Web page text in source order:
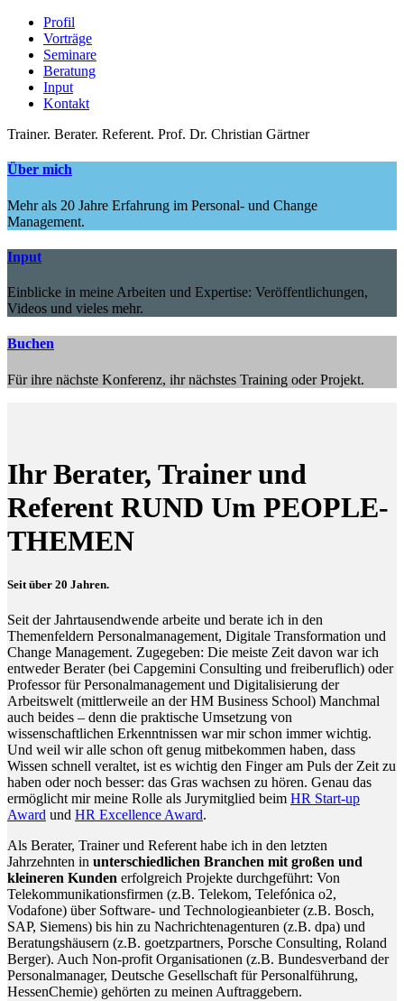
Profil
Vorträge
Seminare
Beratung
Input
Kontakt
Trainer. Berater. Referent. Prof. Dr. Christian Gärtner
Über mich
Mehr als 20 Jahre Erfahrung im Personal- und Change
Management.
Input
Einblicke in meine Arbeiten und Expertise: Veröffentlichungen,
Videos und vieles mehr.
Buchen
Für ihre nächste Konferenz, ihr nächstes Training oder Projekt.
Ihr Berater, Trainer und
Referent RUND Um PEOPLE-
THEMEN
Seit über 20 Jahren.
Seit der Jahrtausendwende arbeite und berate ich in den
Themenfeldern Personalmanagement, Digitale Transformation und
Change Management. Zugegeben: Die meiste Zeit davon war ich
entweder Berater (bei Capgemini Consulting und freiberuflich) oder
Professor für Personalmanagement und Digitalisierung der
Arbeitswelt (mittlerweile an der HM Business School) Manchmal
auch beides – denn die praktische Umsetzung von
wissenschaftlichen Erkenntnissen war mir schon immer wichtig.
Und weil wir alle schon oft genug mitbekommen haben, dass
Wissen schnell veraltet, ist es wichtig den Finger am Puls der Zeit zu
haben oder noch besser: das Gras wachsen zu hören. Genau das
ermöglicht mir meine Rolle als Jurymitglied beim HR Start-up
Award und HR Excellence Award.
Als Berater, Trainer und Referent habe ich in den letzten
Jahrzehnten in unterschiedlichen Branchen mit großen und
kleineren Kunden erfolgreich Projekte durchgeführt: Von
Telekommunikationsfirmen (z.B. Telekom, Telefónica o2,
Vodafone) über Software- und Technologieanbieter (z.B. Bosch,
SAP, Siemens) bis hin zu Nachrichtenagenturen (z.B. dpa) und
Beratungshäusern (z.B. goetzpartners, Porsche Consulting, Roland
Berger). Auch Non-profit Organisationen (z.B. Bundesverband der
Personalmanager, Deutsche Gesellschaft für Personalführung,
HessenChemie) gehörten zu meinen Auftraggebern.